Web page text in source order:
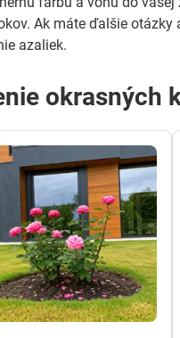
Ak máte ďalšie otázky
azaliek.
okrasných